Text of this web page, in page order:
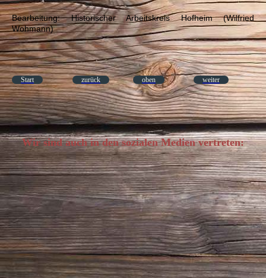
Bearbeitung: Historischer Arbeitskreis Hofheim (Wilfried
Wohmann)
Start zurück oben weiter
Wir sind auch in den sozialen Medien vertreten: